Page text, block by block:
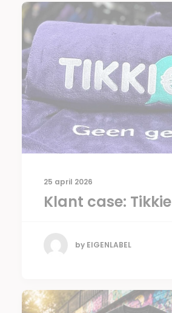
25 april 2026
Klant case: Tikkie
by EIGENLABEL